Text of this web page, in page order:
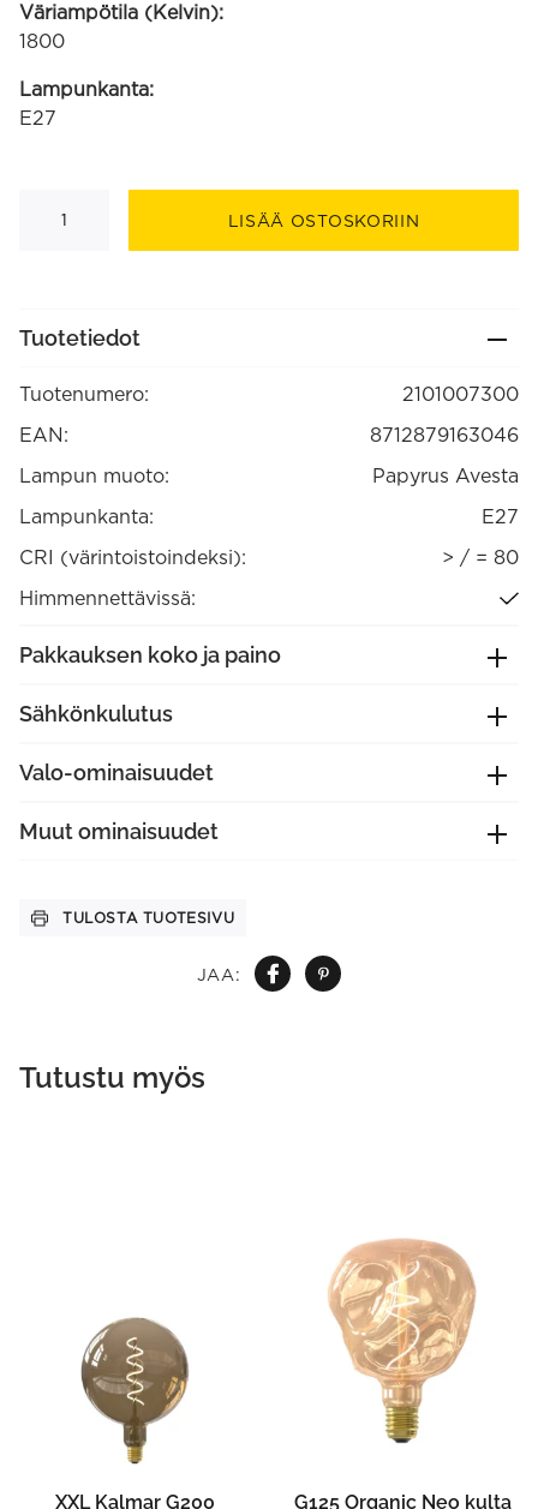
JAA:
Väriampötila (Kelvin):
1800
Lampunkanta:
E27
Avesta
himmennettävä
LISÄÄ OSTOSKORIIN
Tuotetiedot
Tuotenumero:
2101007300
EAN:
8712879163046
Lampun muoto:
Papyrus Avesta
Lampunkanta:
E27
CRI (värintoistoindeksi):
> / = 80
Himmennettävissä:
Pakkauksen koko ja paino
Sähkönkulutus
Valo-ominaisuudet
Muut ominaisuudet
TULOSTA TUOTESIVU
Tutustu myös
XXL Kalmar G200 G125 Organic Neo kulta